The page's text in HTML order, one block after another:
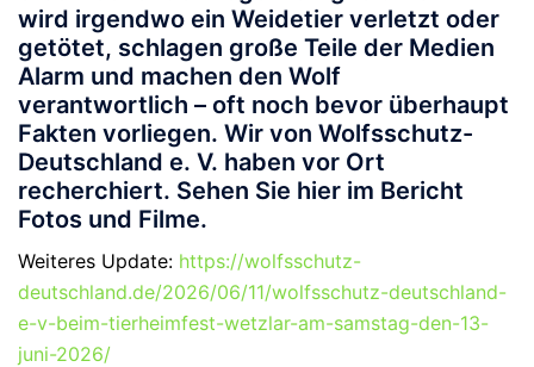
wird irgendwo ein Weidetier verletzt oder
getötet, schlagen große Teile der Medien
Alarm und machen den Wolf
verantwortlich – oft noch bevor überhaupt
Fakten vorliegen. Wir von Wolfsschutz-
Deutschland e. V. haben vor Ort
recherchiert. Sehen Sie hier im Bericht
Fotos und Filme.
Weiteres Update: https://wolfsschutz-
deutschland.de/2026/06/11/wolfsschutz-deutschland-
e-v-beim-tierheimfest-wetzlar-am-samstag-den-13-
juni-2026/